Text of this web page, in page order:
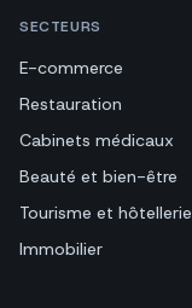
SECTEURS
E-commerce
Restauration
Cabinets médicaux
Beauté et bien-être
Tourisme et hôtellerie
Immobilier